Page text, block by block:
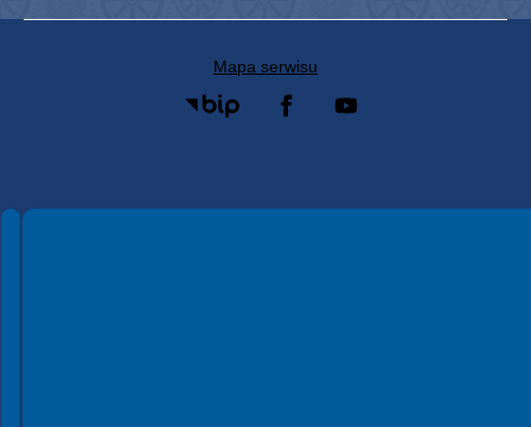
Mapa serwisu
Spełniamy standardy WCAG 2.2
Spełniamy standardy W3C